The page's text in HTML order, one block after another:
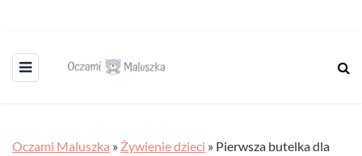
Oczami Maluszka » Żywienie dzieci » Pierwsza butelka dla